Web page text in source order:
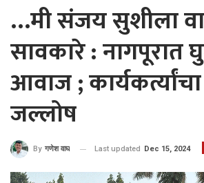
…मी संजय सुशीला
सावकारे : नागपूरात
आवाज ;
जल्लोष
By गणेश वाघ Last updated Dec 15, 2024